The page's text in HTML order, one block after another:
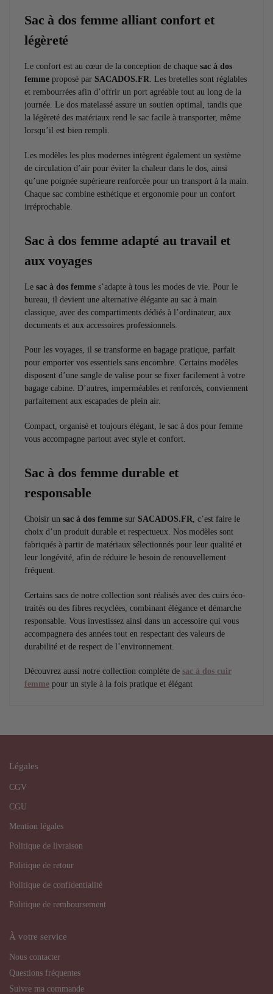
Sac à dos femme alliant confort et
légèreté
Le confort est au cœur de la conception de chaque sac à dos
femme proposé par SACADOS.FR. Les bretelles sont réglables
et rembourrées afin d’offrir un port agréable tout au long de la
journée. Le dos matelassé assure un soutien optimal, tandis que
la légèreté des matériaux rend le sac facile à transporter, même
lorsqu’il est bien rempli.
Les modèles les plus modernes intègrent également un système
de circulation d’air pour éviter la chaleur dans le dos, ainsi
qu’une poignée supérieure renforcée pour un transport à la main.
Chaque sac combine esthétique et ergonomie pour un confort
irréprochable.
Sac à dos femme adapté au travail et
aux voyages
Le sac à dos femme s’adapte à tous les modes de vie. Pour le
bureau, il devient une alternative élégante au sac à main
classique, avec des compartiments dédiés à l’ordinateur, aux
documents et aux accessoires professionnels.
Pour les voyages, il se transforme en bagage pratique, parfait
pour emporter vos essentiels sans encombre. Certains modèles
disposent d’une sangle de valise pour se fixer facilement à votre
bagage cabine. D’autres, imperméables et renforcés, conviennent
parfaitement aux escapades de plein air.
Compact, organisé et toujours élégant, le sac à dos pour femme
vous accompagne partout avec style et confort.
Sac à dos femme durable et
responsable
Choisir un sac à dos femme sur SACADOS.FR, c’est faire le
choix d’un produit durable et respectueux. Nos modèles sont
fabriqués à partir de matériaux sélectionnés pour leur qualité et
leur longévité, afin de réduire le besoin de renouvellement
fréquent.
Certains sacs de notre collection sont réalisés avec des cuirs éco-
traités ou des fibres recyclées, combinant élégance et démarche
responsable. Vous investissez ainsi dans un accessoire qui vous
accompagnera des années tout en respectant des valeurs de
durabilité et de respect de l’environnement.
Découvrez aussi notre collection complète de sac à dos cuir
femme pour un style à la fois pratique et élégant
Légales
CGV
CGU
Mention légales
Politique de livraison
Politique de retour
Politique de confidentialité
Politique de remboursement
À votre service
Nous contacter
Questions fréquentes
Suivre ma commande